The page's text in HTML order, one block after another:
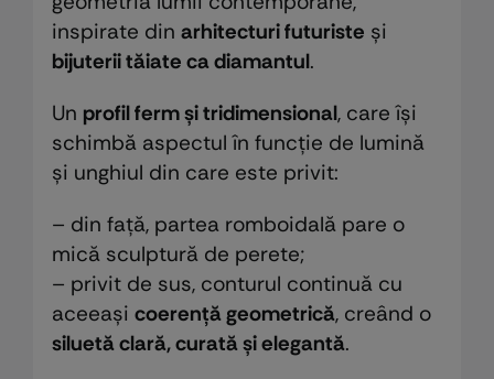
inspirate din arhitecturi futuriste și
bijuterii tăiate ca diamantul.
Un profil ferm și tridimensional, care își
schimbă aspectul în funcție de lumină
și unghiul din care este privit:
– din față, partea romboidală pare o
mică sculptură de perete;
– privit de sus, conturul continuă cu
aceeași coerență geometrică, creând o
siluetă clară, curată și elegantă.